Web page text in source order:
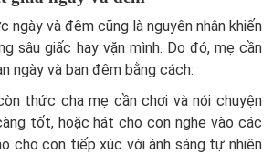
ngày và đêm cũng là nguyên nhân khiến
sâu giấc hay vặn mình. Do đó, mẹ cần
ngày và ban đêm bằng cách:
thức cha mẹ cần chơi và nói chuyện
tốt, hoặc hát cho con nghe vào các
cho con tiếp xúc với ánh sáng tự nhiên